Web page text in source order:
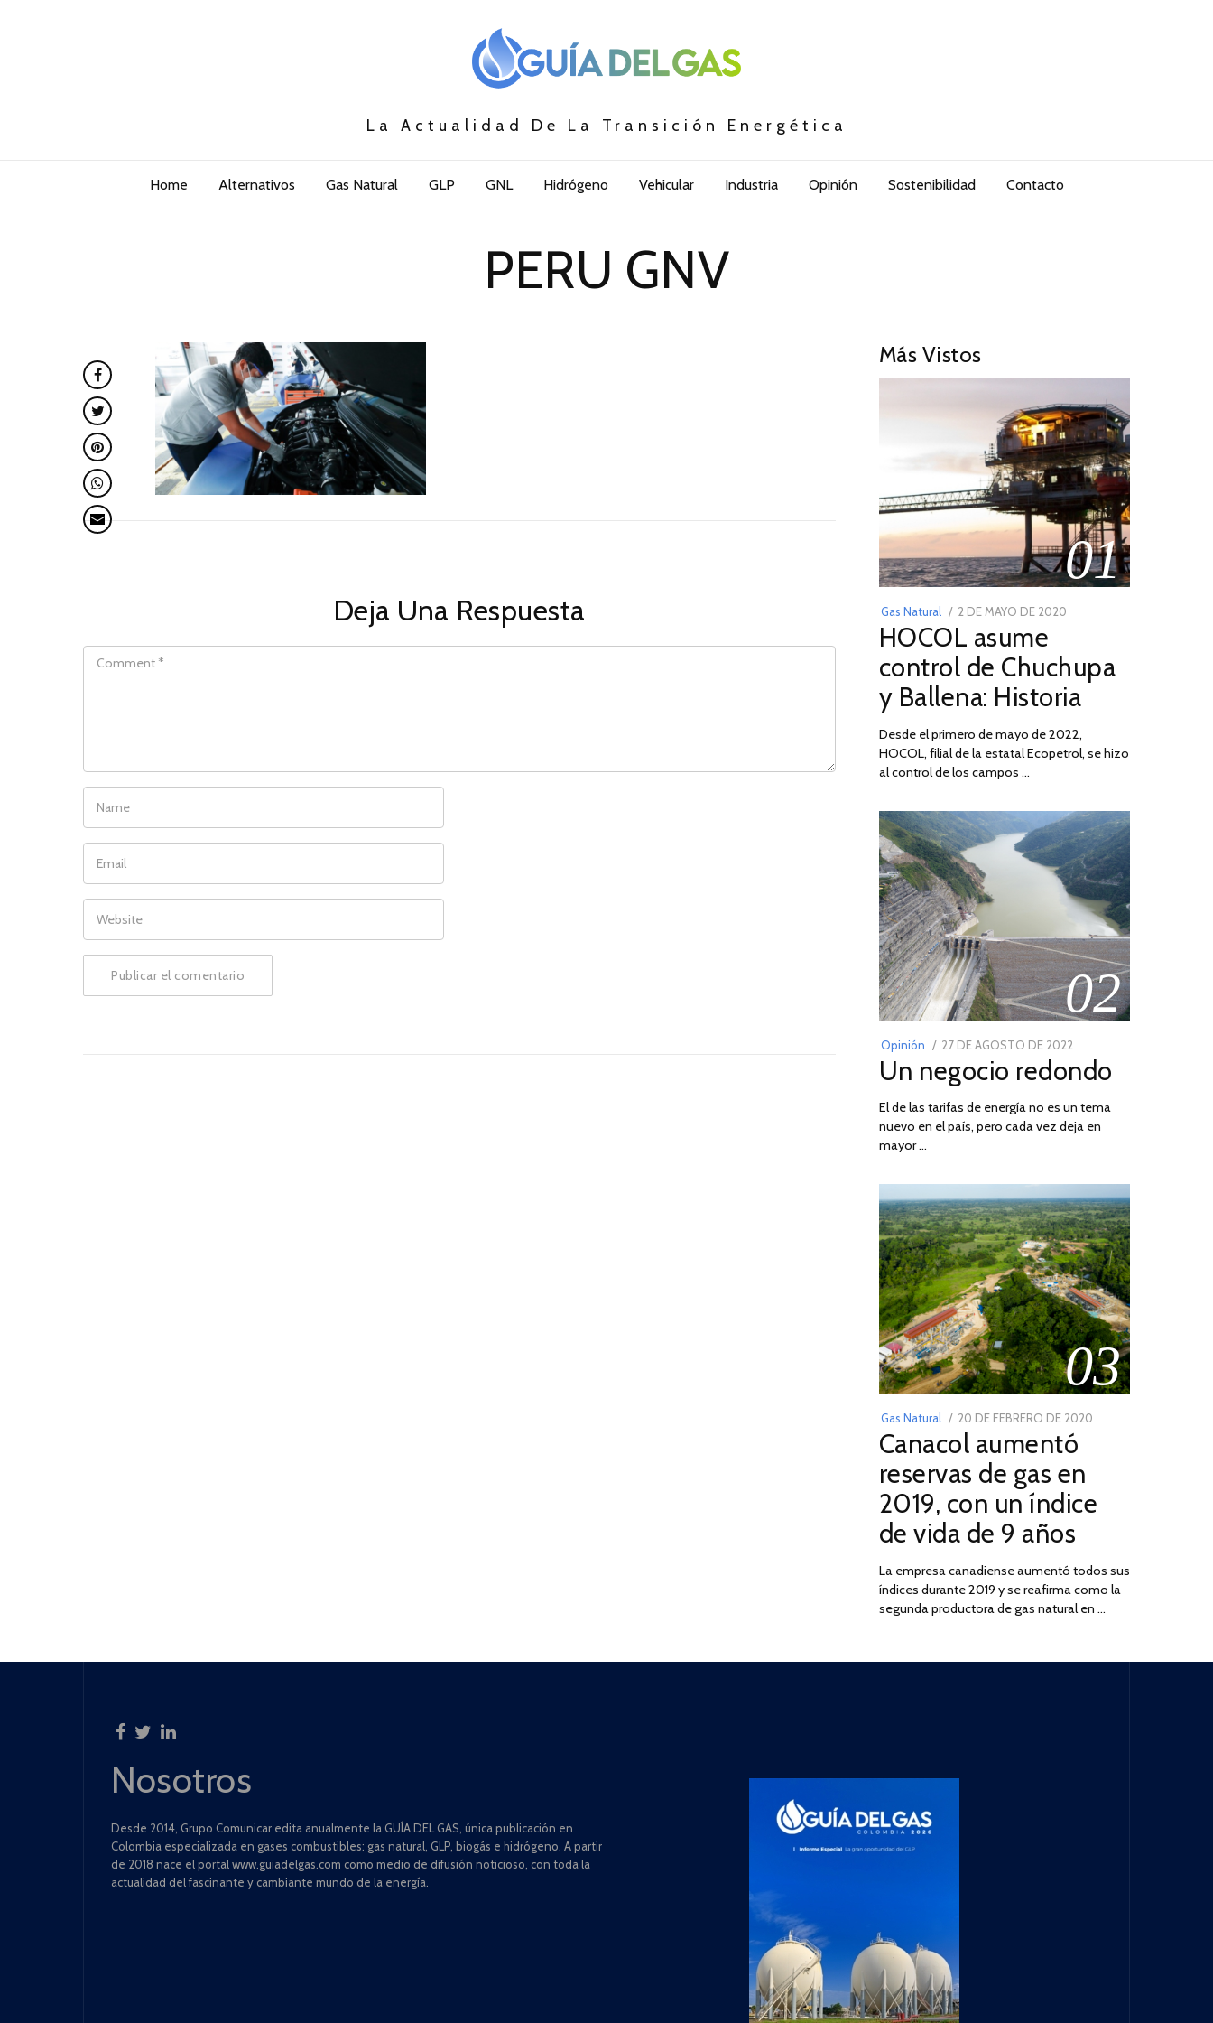
La Actualidad De La Transición Energética
Home Alternativos Gas Natural GLP GNL Hidrógeno Vehicular Industria Opinión Sostenibilidad Contacto
PERU GNV
Deja Una Respuesta
Más Vistos
01
Gas Natural
POSTED
ON
2 DE MAYO DE 2020
DE
2026
HOCOL asume
control de Chuchupa
y Ballena: Historia
Desde el primero de mayo de 2022,
HOCOL, filial de la estatal Ecopetrol, se hizo
al control de los campos …
02
Opinión
POSTED
ON
27 DE AGOSTO DE 2022
DE
DE
2022
Un negocio redondo
El de las tarifas de energía no es un tema
nuevo en el país, pero cada vez deja en
mayor …
03
Gas Natural
POSTED
ON
20 DE FEBRERO DE 2020
2025
Canacol aumentó
reservas de gas en
2019, con un índice
de vida de 9 años
La empresa canadiense aumentó todos sus
índices durante 2019 y se reafirma como la
segunda productora de gas natural en …
Nosotros
Desde 2014, Grupo Comunicar edita anualmente la GUÍA DEL GAS, única publicación en
Colombia especializada en gases combustibles: gas natural, GLP, biogás e hidrógeno. A partir
de 2018 nace el portal www.guiadelgas.com como medio de difusión noticioso, con toda la
actualidad del fascinante y cambiante mundo de la energía.